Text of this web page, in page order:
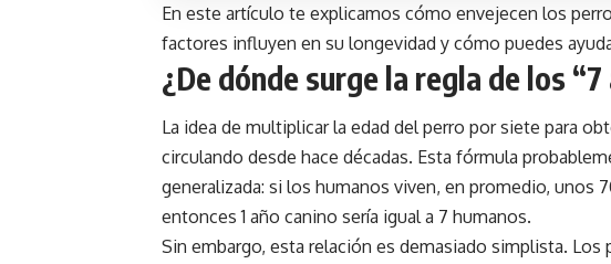
En este artículo te explicamos cómo envejecen los
factores influyen en su longevidad y cómo puedes
¿De dónde surge la regla de los “7
La idea de multiplicar la edad del perro por siete para
circulando desde hace décadas. Esta fórmula
generalizada: si los humanos viven, en promedio, unos
entonces 1 año canino sería igual a 7 humanos.
Sin embargo, esta relación es demasiado simplista.